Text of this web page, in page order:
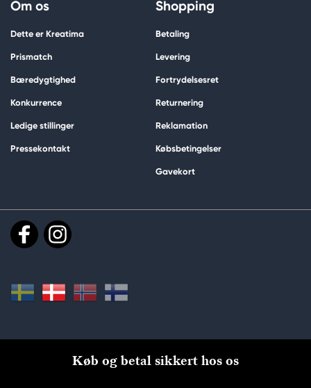
Om os
Dette er Kreatima
Prismatch
Bæredygtighed
Konkurrence
Ledige stillinger
Pressekontakt
Shopping
Betaling
Levering
Fortrydelsesret
Returnering
Reklamation
Købsbetingelser
Gavekort
Køb og betal sikkert hos os